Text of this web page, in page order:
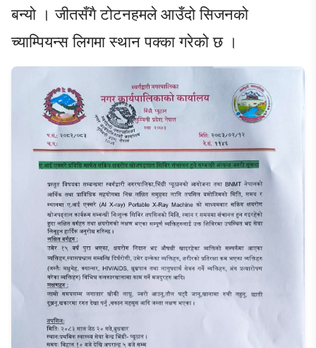
बन्यो । जीतसँगै टोटनहमले आउँदो सिजनको
च्याम्पियन्स लिगमा स्थान पक्का गरेको छ ।